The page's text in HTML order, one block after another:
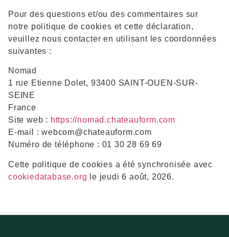
Pour des questions et/ou des commentaires sur
notre politique de cookies et cette déclaration,
veuillez nous contacter en utilisant les coordonnées
suivantes :
Nomad
1 rue Etienne Dolet, 93400 SAINT-OUEN-SUR-
SEINE
France
Site web : https://nomad.chateauform.com
E-mail :webcom@chateauform.com
Numéro de téléphone : 01 30 28 69 69
Cette politique de cookies a été synchronisée avec
cookiedatabase.org le jeudi 6 août, 2026.